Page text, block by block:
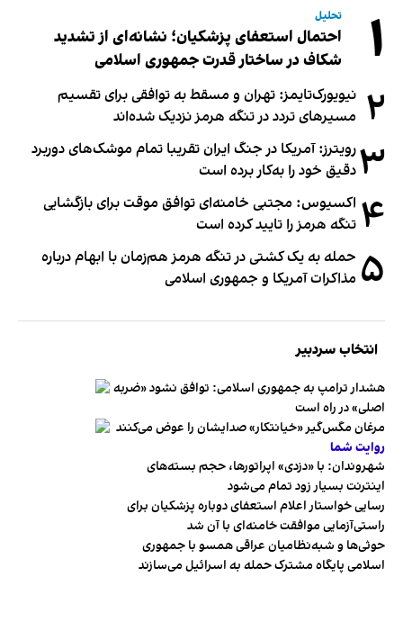
۱ تحلیل
احتمال استعفای پزشکیان؛ نشانه‌ای از تشدید
شکاف در ساختار قدرت جمهوری اسلامی
۲ نیویورک‌تایمز: تهران و مسقط به توافقی برای تقسیم
مسیرهای تردد در تنگه هرمز نزدیک شده‌اند
۳رویترز: آمریکا در جنگ ایران تقریبا تمام موشک‌های دوربرد
دقیق خود را به‌کار برده است
۴ اکسیوس: مجتبی خامنه‌ای توافق موقت برای بازگشایی
تنگه هرمز را تایید کرده است
۵ حمله به یک کشتی در تنگه هرمز هم‌زمان با ابهام درباره
مذاکرات آمریکا و جمهوری اسلامی
انتخاب سردبیر
هشدار ترامپ به جمهوری اسلامی: توافق نشود «ضربه
اصلی» در راه است
مرغان مگس‌گیر «خیانتکار» صدایشان را عوض می‌کنند
روایت شما
شهروندان:‌ با «دزدی» اپراتورها، حجم بسته‌های
اینترنت بسیار زود تمام می‌شود
رسایی خواستار اعلام استعفای دوباره پزشکیان برای
راستی‌آزمایی موافقت خامنه‌ای با آن شد
حوثی‌ها و شبه‌نظامیان عراقی همسو با جمهوری
اسلامی پایگاه مشترک حمله به اسرائیل می‌سازند